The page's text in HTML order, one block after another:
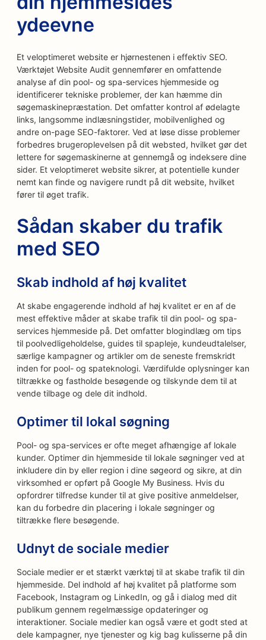
ydeevne
Et veloptimeret website er hjørnestenen i effektiv SEO.
Værktøjet Website Audit gennemfører en omfattende
analyse af din pool- og spa-services hjemmeside og
identificerer tekniske problemer, der kan hæmme din
søgemaskinepræstation. Det omfatter kontrol af ødelagte
links, langsomme indlæsningstider, mobilvenlighed og
andre on-page SEO-faktorer. Ved at løse disse problemer
forbedres brugeroplevelsen på dit websted, hvilket gør det
lettere for søgemaskinerne at gennemgå og indeksere dine
sider. Et veloptimeret website sikrer, at potentielle kunder
nemt kan finde og navigere rundt på dit website, hvilket
fører til øget trafik.
Sådan skaber du trafik
med SEO
Skab indhold af høj kvalitet
At skabe engagerende indhold af høj kvalitet er en af de
mest effektive måder at skabe trafik til din pool- og spa-
services hjemmeside på. Det omfatter blogindlæg om tips
til poolvedligeholdelse, guides til spapleje, kundeudtalelser,
særlige kampagner og artikler om de seneste fremskridt
inden for pool- og spateknologi. Værdifulde oplysninger kan
tiltrække og fastholde besøgende og tilskynde dem til at
vende tilbage og dele dit indhold.
Optimer til lokal søgning
Pool- og spa-services er ofte meget afhængige af lokale
kunder. Optimer din hjemmeside til lokale søgninger ved at
inkludere din by eller region i dine søgeord og sikre, at din
virksomhed er opført på Google My Business. Hvis du
opfordrer tilfredse kunder til at give positive anmeldelser,
kan du forbedre din placering i lokale søgninger og
tiltrække flere besøgende.
Udnyt de sociale medier
Sociale medier er et stærkt værktøj til at skabe trafik til din
hjemmeside. Del indhold af høj kvalitet på platforme som
Facebook, Instagram og LinkedIn, og gå i dialog med dit
publikum gennem regelmæssige opdateringer og
interaktioner. Sociale medier kan også være et godt sted at
dele kampagner, nye tjenester og kig bag kulisserne på din